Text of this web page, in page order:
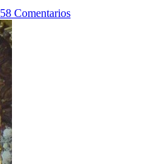
58 Comentarios